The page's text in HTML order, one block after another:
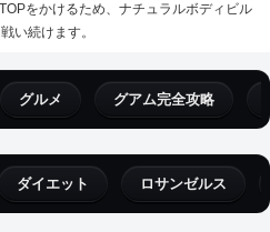
をかけるため、ナチュラルボディビル
い続けます。
グルメ グアム完全攻略
ダイエット ロサンゼルス